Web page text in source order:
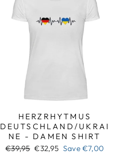
HERZRHYTMUS
DEUTSCHLAND/UKRAI
NE - DAMEN SHIRT
Regular
€39,95 Sale
€32,95 Save €7,00